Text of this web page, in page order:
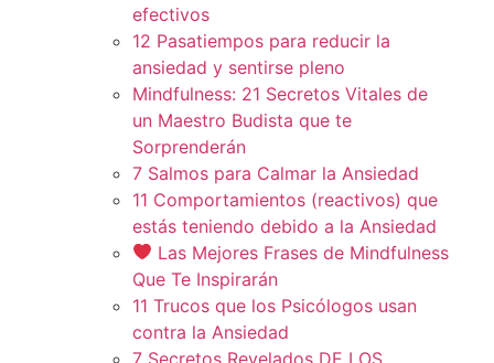
efectivos
12 Pasatiempos para reducir la
ansiedad y sentirse pleno
Mindfulness: 21 Secretos Vitales de
un Maestro Budista que te
Sorprenderán
7 Salmos para Calmar la Ansiedad
11 Comportamientos (reactivos) que
estás teniendo debido a la Ansiedad
Las Mejores Frases de Mindfulness
Que Te Inspirarán
11 Trucos que los Psicólogos usan
contra la Ansiedad
7 Secretos Revelados DE LOS